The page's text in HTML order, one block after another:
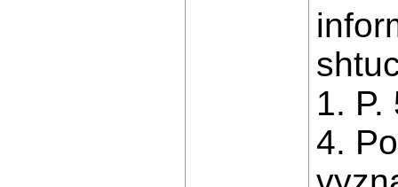
1. P.
4.